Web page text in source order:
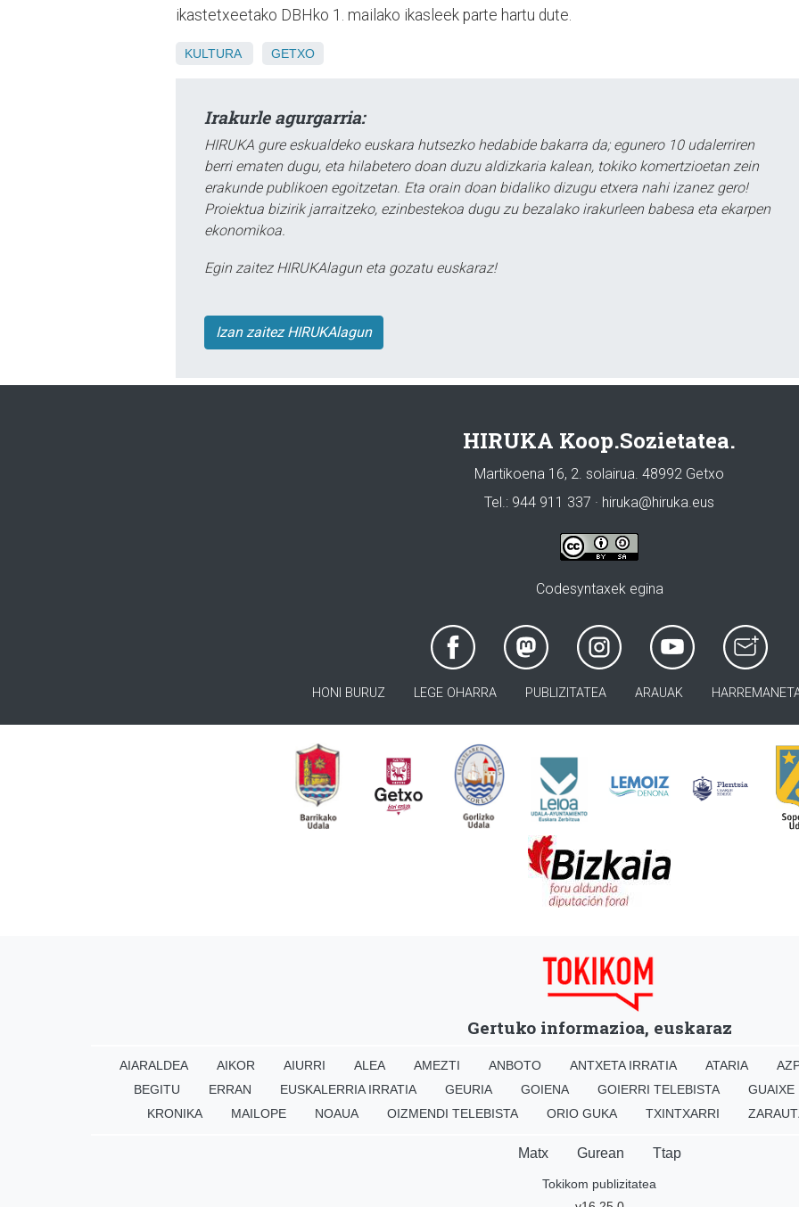
ikastetxeetako DBHko 1. mailako ikasleek parte hartu dute.
KULTURA GETXO
Irakurle agurgarria:
HIRUKA gure eskualdeko euskara hutsezko hedabide bakarra da; egunero 10 udalerriren
berri ematen dugu, eta hilabetero doan duzu aldizkaria kalean, tokiko komertzioetan zein
erakunde publikoen egoitzetan. Eta orain doan bidaliko dizugu etxera nahi izanez gero!
Proiektua bizirik jarraitzeko, ezinbestekoa dugu zu bezalako irakurleen babesa eta ekarpen
ekonomikoa.
Egin zaitez HIRUKAlagun eta gozatu euskaraz!
Izan zaitez HIRUKAlagun
HIRUKA Koop.Sozietatea.
Martikoena 16, 2. solairua. 48992 Getxo
Tel.: 944 911 337 · hiruka@hiruka.eus
Codesyntaxek egina
HONI BURUZ LEGE OHARRA PUBLIZITATEA ARAUAK
Gertuko informazioa, euskaraz
AIARALDEA AIKOR AIURRI ALEA AMEZTI ANBOTO ANTXETA IRRATIA ATARIA
BEGITU
ERRAN EUSKALERRIA IRRATIA GEURIA GOIENA GOIERRI TELEBISTA
GUAIXE
KRONIKA
MAILOPE NOAUA OIZMENDI TELEBISTA ORIO GUKA TXINTXARRI
Matx Gurean Ttap
Tokikom publizitatea